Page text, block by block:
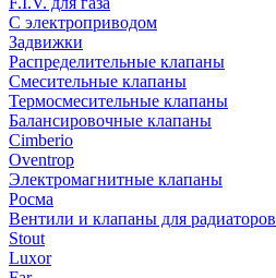
С электроприводом
Задвижки
Распределительные клапаны
Cмесительные клапаны
Термосмесительные клапаны
Балансировочные клапаны
Cimberio
Oventrop
Электромагнитные клапаны
Росма
Вентили и клапаны для радиаторов
Stout
Luxor